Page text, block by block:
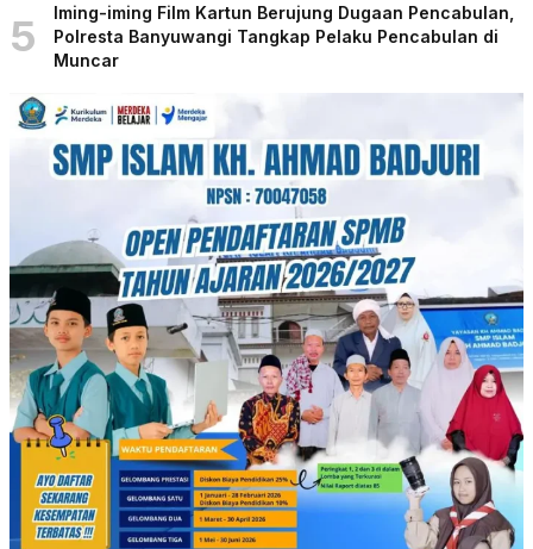
5
Iming-iming Film Kartun Berujung Dugaan Pencabulan,
Polresta Banyuwangi Tangkap Pelaku Pencabulan di
Muncar